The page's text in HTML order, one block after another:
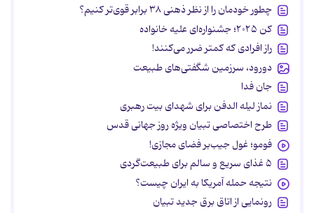
چطور خودمان را از نظر ذهنی ۳۸ برابر قوی‌تر کنیم؟
کن ۲۰۲۵؛ جشنواره‌ای علیه خانواده
راز افرادی که کمتر ضرر می‌کنند!
دورود، سرزمین شگفتی‌های طبیعت
جان فدا
نماز لیله الدفن برای شهدای بیت رهبری
طرح اختصاصی تبیان ویژه روز جهانی قدس
فومو؛ غول جیب‌بر فضای مجازی!
۵ غذای سریع و سالم برای طبیعت‌گردی
نتیجه حمله آمریکا به ایران چیست؟
رونمایی از اتاق برق جدید تبیان